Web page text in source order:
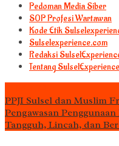
Pedoman Media Siber
S0P Profesi Wartawan
Kode Etik
Sulselexperience.com
Redaksi
Tentang SulselExperience
PPJI Sulsel dan Muslim
Pengawasan
Tangguh, Lincah, dan